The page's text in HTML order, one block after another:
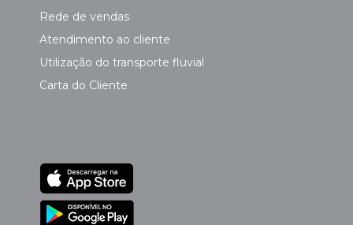
Rede de vendas
Atendimento ao cliente
Utilização do transporte fluvial
Carta do Cliente